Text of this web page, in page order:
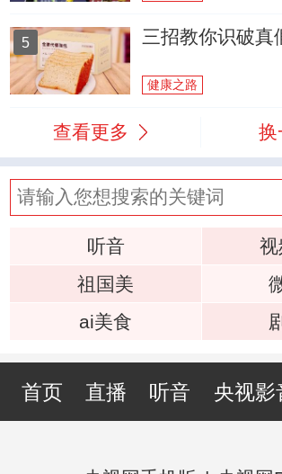
5 三招教你识破真
健康之路
查看更多 换
听音
祖国美
ai美食
首页 直播 听音 央视影